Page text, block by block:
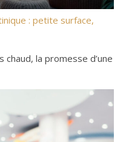
: petite surface,
chaud, la promesse d’une